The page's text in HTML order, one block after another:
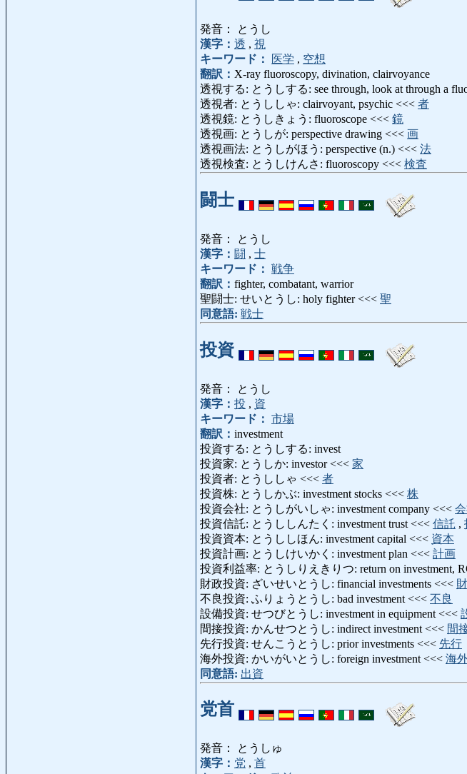
発音： とうし
漢字： 透 , 視
キーワード：
医学 , 空想
翻訳： X-ray fluoroscopy, divination, clairvoyance
透視する: とうしする: see through, look at through a
透視者: とうししゃ: clairvoyant, psychic <<< 者
透視鏡: とうしきょう: fluoroscope <<< 鏡
透視画: とうしが: perspective drawing <<< 画
透視画法: とうしがほう: perspective (n.) <<< 法
透視検査: とうしけんさ: fluoroscopy <<< 検査
闘士
発音： とうし
漢字： 闘 , 士
キーワード： 戦争
翻訳： fighter, combatant, warrior
聖闘士: せいとうし: holy fighter <<< 聖
同意語: 戦士
投資
発音： とうし
漢字： 投 , 資
キーワード： 市場
翻訳： investment
投資する: とうしする: invest
投資家: とうしか: investor <<< 家
投資者: とうししゃ <<< 者
投資株: とうしかぶ: investment stocks <<< 株
投資会社: とうしがいしゃ: investment company <<<
投資信託: とうししんたく: investment trust <<< 信託 ,
投資資本: とうししほん: investment capital <<< 資本
投資計画: とうしけいかく: investment plan <<< 計画
投資利益率: とうしりえきりつ: return on investment,
財政投資: ざいせいとうし: financial investments <<<
不良投資: ふりょうとうし: bad investment <<< 不良
設備投資: せつびとうし: investment in equipment <<<
間接投資: かんせつとうし: indirect investment <<< 間
先行投資: せんこうとうし: prior investments <<< 先行
海外投資: かいがいとうし: foreign investment <<< 海
同意語: 出資
党首
発音： とうしゅ
漢字： 党 , 首